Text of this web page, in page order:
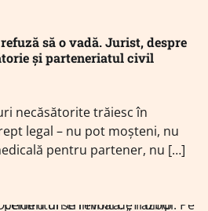
să o vadă. Jurist, despre
și parteneriatul civil
necăsătorite trăiesc în
legal – nu pot moșteni, nu
pentru partener, nu […]